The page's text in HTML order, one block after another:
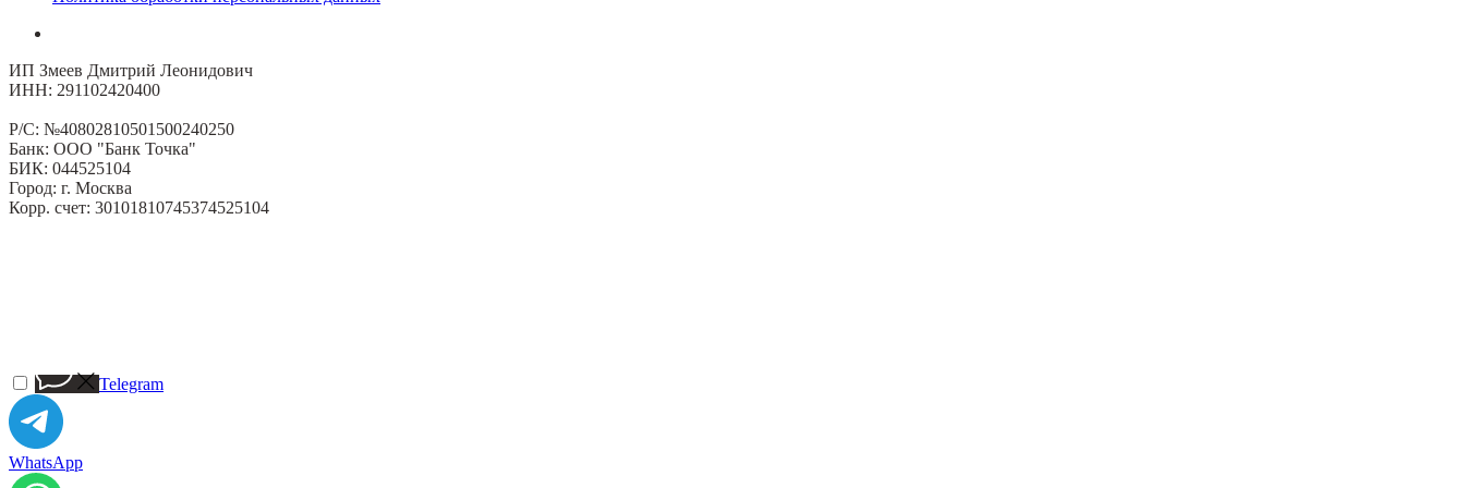
ИП Змеев Дмитрий Леонидович
ИНН: 291102420400
Р/С: №40802810501500240250
Банк: ООО "Банк Точка"
БИК: 044525104
Город: г. Москва
Корр. счет: 30101810745374525104
Telegram
WhatsApp